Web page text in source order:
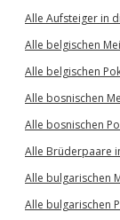
Alle Aufsteiger in
Alle belgischen
Alle belgischen
Alle bosnischen
Alle bosnischen
Alle Brüderpaare
Alle bulgarischen
Alle bulgarischen